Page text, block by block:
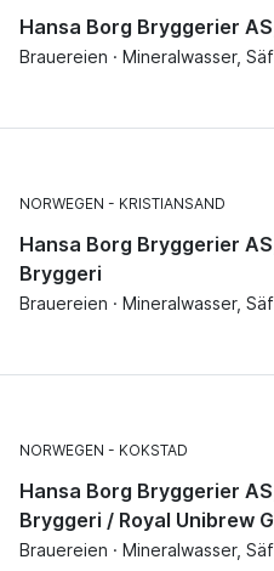
Hansa Borg Bryggerier
Brauereien · Mineralwasser,
NORWEGEN KRISTIANSAND
Hansa Borg Bryggerier
Bryggeri
Brauereien · Mineralwasser,
NORWEGEN KOKSTAD
Hansa Borg Bryggerier
Bryggeri / Royal Unibrew
Brauereien · Mineralwasser,